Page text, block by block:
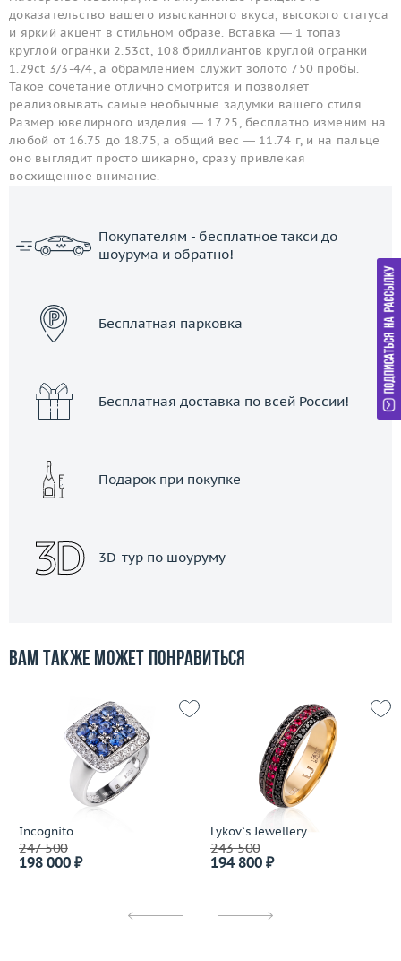
доказательство вашего изысканного вкуса, высокого статуса
и яркий акцент в стильном образе. Вставка — 1 топаз
круглой огранки 2.53ct, 108 бриллиантов круглой огранки
1.29ct 3/3-4/4, а обрамлением служит золото 750 пробы.
Такое сочетание отлично смотрится и позволяет
реализовывать самые необычные задумки вашего стиля.
Размер ювелирного изделия — 17.25, бесплатно изменим на
любой от 16.75 до 18.75, а общий вес — 11.74 г, и на пальце
оно выглядит просто шикарно, сразу привлекая
восхищенное внимание.
Покупателям - бесплатное такси до
шоурума и обратно!
Бесплатная парковка
Бесплатная доставка по всей России!
Подарок при покупке
3D-тур по шоуруму
Вам также может понравиться
Incognito
247 500
198 000 ₽
Lykov`s Jewellery
243 500
194 800 ₽